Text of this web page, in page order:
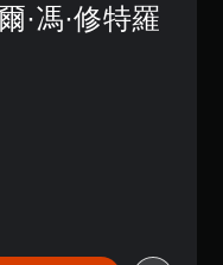
·馮·修特羅